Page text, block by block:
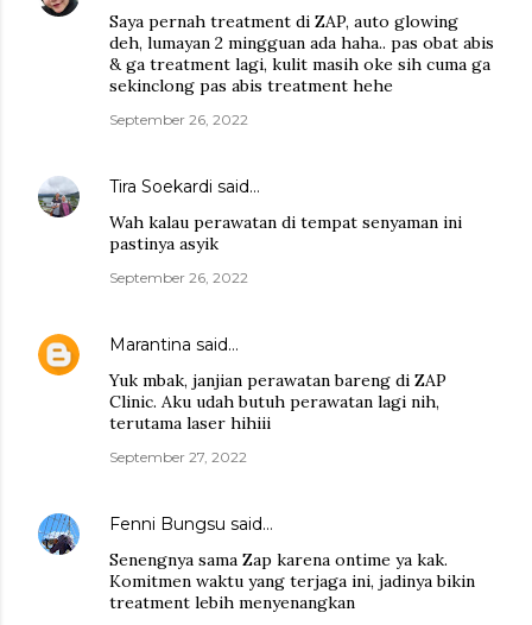
Saya pernah treatment di ZAP, auto glowing
deh, lumayan 2 mingguan ada haha.. pas obat abis
& ga treatment lagi, kulit masih oke sih cuma ga
sekinclong pas abis treatment hehe
September 26, 2022
Tira Soekardi said…
Wah kalau perawatan di tempat senyaman ini
pastinya asyik
September 26, 2022
Marantina said…
Yuk mbak, janjian perawatan bareng di ZAP
Clinic. Aku udah butuh perawatan lagi nih,
terutama laser hihiii
September 27, 2022
Fenni Bungsu said…
Senengnya sama Zap karena ontime ya kak.
Komitmen waktu yang terjaga ini, jadinya bikin
treatment lebih menyenangkan